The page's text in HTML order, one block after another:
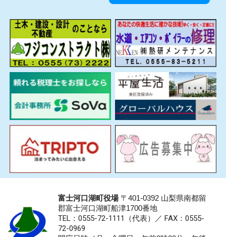
富士河口湖町役場〒401-0392 山梨県南都留
郡富士河口湖町船津1700番地
TEL：0555-72-1111 （代表）／ FAX：0555-
72-0969